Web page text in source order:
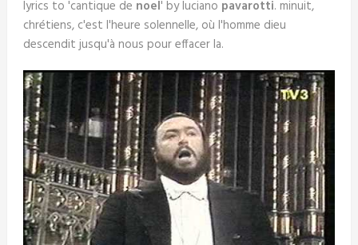
lyrics to 'cantique de noel' by luciano pavarotti. minuit,
chrétiens, c'est l'heure solennelle, où l'homme dieu
descendit jusqu'à nous pour effacer la.